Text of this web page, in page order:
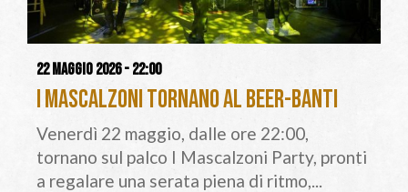
22 maggio 2026 - 22:00
I Mascalzoni tornano al Beer-Banti
Venerdì 22 maggio, dalle ore 22:00,
tornano sul palco I Mascalzoni Party, pronti
a regalare una serata piena di ritmo,...